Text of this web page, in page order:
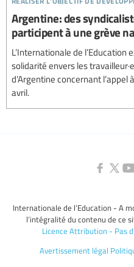
Argentine: des
participent à une grève
L’Internationale de l’Education
solidarité envers les
d’Argentine concernant
avril.
Internationale de l’Education - A
l’intégralité du contenu de ce
Licence Attribution - Pas
Avertissement légal